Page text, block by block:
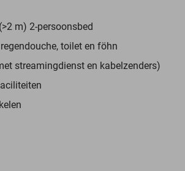
m) 2-persoonsbed
toilet en föhn
streamingdienst en kabelzenders)